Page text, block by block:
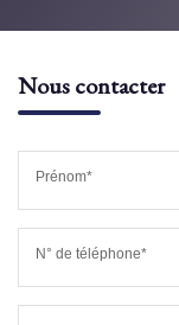
Nous contacter
Prénom*
N° de téléphone*